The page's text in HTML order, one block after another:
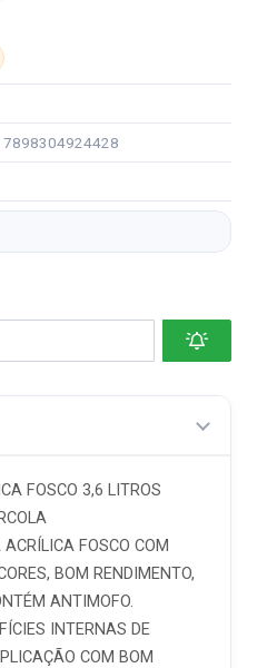
7898304924428
FOSCO 3,6 LITROS
FOSCO COM
BOM RENDIMENTO,
ANTIMOFO.
INTERNAS DE
COM BOM